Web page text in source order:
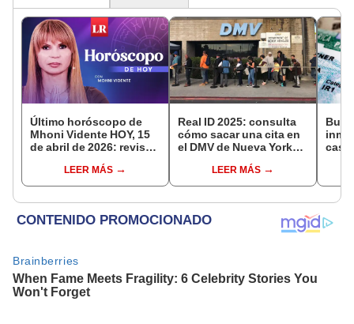
Último horóscopo de
Mhoni Vidente HOY, 15
de abril de 2026: revisa
signo y entérate si te
espera un día
LEER MÁS
Real ID 2025: consulta
cómo sacar una cita en
el DMV de Nueva York
identificación federal en
USA
LEER MÁS